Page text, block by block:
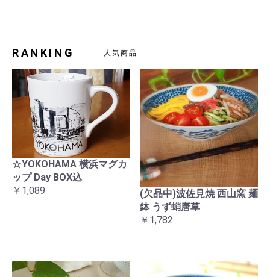
RANKING 人気商品
☆YOKOHAMA 横浜マグカ
ップ Day BOX込
￥1,089
(欠品中)波佐見焼 西山窯 麺
鉢 うず蛸唐草
￥1,782